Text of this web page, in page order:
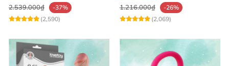
2.539.000₫
-37%
(2,590)
1.216.000₫
-26%
(2,069)